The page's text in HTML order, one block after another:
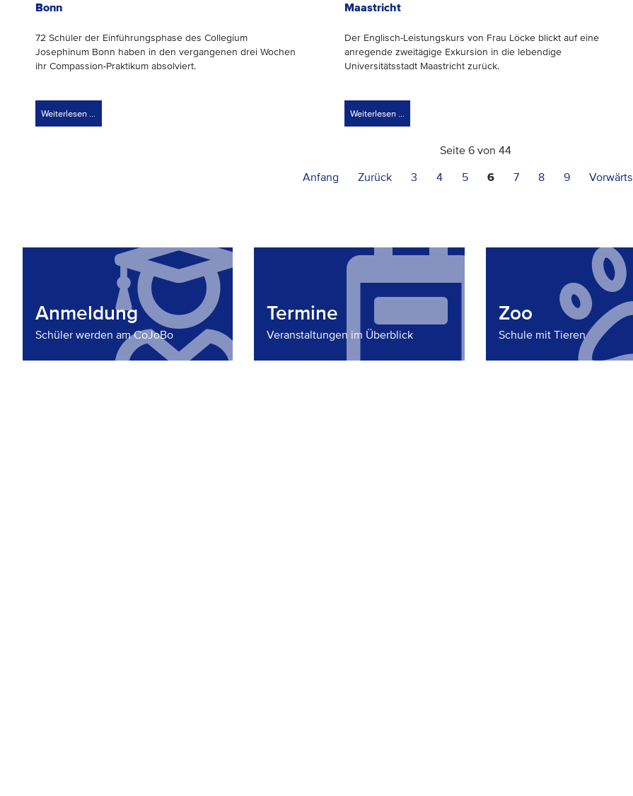
Bonn
72 Schüler der Einführungsphase des Collegium
Josephinum Bonn haben in den vergangenen drei Wochen
ihr Compassion-Praktikum absolviert.
Weiterlesen …
Maastricht
Der Englisch-Leistungskurs von Frau Löcke blickt auf eine
anregende zweitägige Exkursion in die lebendige
Universitätsstadt Maastricht zurück.
Weiterlesen …
Seite 6 von 44
Anfang
Zurück 3 4 5 6 7 8 9 Vorwärts
Anmeldung
Schüler werden am CoJoBo
Termine
Veranstaltungen im Überblick
Zoo
Schule mit Tieren